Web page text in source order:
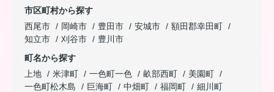
市区町村から探す
西尾市
岡崎市 豊田市 安城市
額田郡幸田町
知立市
刈谷市
豊川市
町名から探す
上地
米津町 一色町一色 畝部西町
美園町
一色町松木島
巨海町 中畑町 福岡町
細川町